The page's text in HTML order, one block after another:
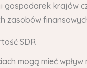
gospodarek krajów
zasobów
SDR
mogą mieć